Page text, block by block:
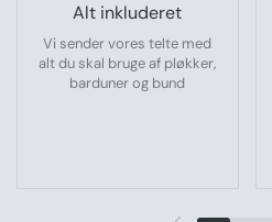
Alt inkluderet
Vi sender vores telte med
alt du skal bruge af pløkker,
barduner og bund